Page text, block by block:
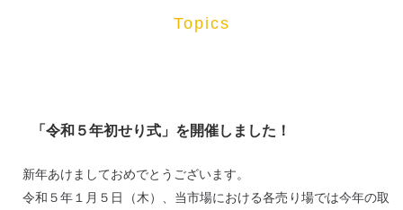
Topics
「令和５年初せり式」を開催しました！
新年あけましておめでとうございます。
令和５年１月５日（木）、当市場における各売り場では今年の取